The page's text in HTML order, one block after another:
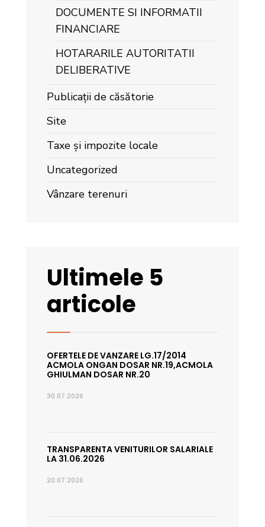
DOCUMENTE SI INFORMATII
FINANCIARE
HOTARARILE AUTORITATII
DELIBERATIVE
Publicații de căsătorie
Site
Taxe și impozite locale
Uncategorized
Vânzare terenuri
Ultimele 5
articole
OFERTELE DE VANZARE LG.17/2014
ACMOLA ONGAN DOSAR NR.19,ACMOLA
GHIULMAN DOSAR NR.20
30.07.2026
TRANSPARENTA VENITURILOR SALARIALE
LA 31.06.2026
20.07.2026